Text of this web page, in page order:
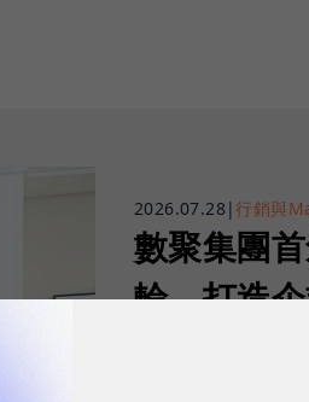
2026.07.28 |行銷與
數聚集團
輪，打造